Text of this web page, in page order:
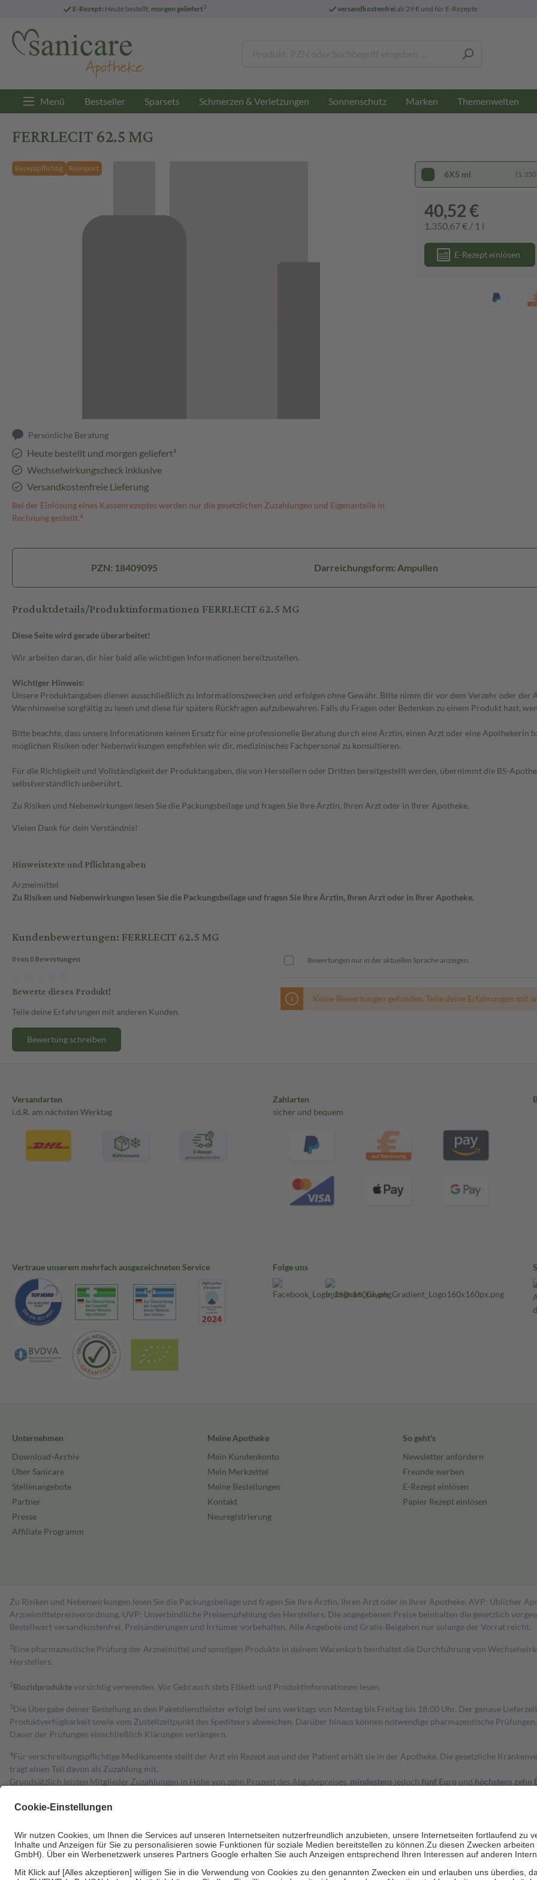
E-Rezept: Heute bestellt, morgen geliefert3 versandkostenfreiab 29 € und für E-Rezepte
Menü Bestseller Sparsets Schmerzen & Verletzungen Sonnenschutz Marken Themenwelten
FERRLECIT 62.5 MG
Rezeptpflichtig Reimport
Persönliche Beratung
Heute bestellt und morgen geliefert³
Wechselwirkungscheck inklusive
Versandkostenfreie Lieferung
Bei der Einlösung eines Kassenrezeptes werden nur die gesetzlichen Zuzahlungen und Eigenanteile in
Rechnung gestellt.⁴
6X5 ml
40,52 €
1.350,67 € / 1 l
E-Rezept einlösen
PZN: 18409095 Darreichungsform: Ampullen
Produktdetails/Produktinformationen FERRLECIT 62.5 MG
Diese Seite wird gerade überarbeitet!
Wir arbeiten daran, dir hier bald alle wichtigen Informationen bereitzustellen.
Wichtiger Hinweis:
Unsere Produktangaben dienen ausschließlich zu Informationszwecken und erfolgen ohne Gewähr. Bitte nimm dir vor dem Verzehr oder
Warnhinweise sorgfältig zu lesen und diese für spätere Rückfragen aufzubewahren. Falls du Fragen oder Bedenken zu einem Produkt hast,
Bitte beachte, dass unsere Informationen keinen Ersatz für eine professionelle Beratung durch eine Ärztin, einen Arzt oder eine Apothekerin
möglichen Risiken oder Nebenwirkungen empfehlen wir dir, medizinisches Fachpersonal zu konsultieren.
Für die Richtigkeit und Vollständigkeit der Produktangaben, die von Herstellern oder Dritten bereitgestellt werden, übernimmt die BS-
selbstverständlich unberührt.
Zu Risiken und Nebenwirkungen lesen Sie die Packungsbeilage und fragen Sie Ihre Ärztin, Ihren Arzt oder in Ihrer Apotheke.
Vielen Dank für dein Verständnis!
Hinweistexte und Pflichtangaben
Arzneimittel
Zu Risiken und Nebenwirkungen lesen Sie die Packungsbeilage und fragen Sie Ihre Ärztin, Ihren Arzt oder in Ihrer Apotheke.
Kundenbewertungen: FERRLECIT 62.5 MG
0 von 0 Bewertungen
Bewerte dieses Produkt!
Teile deine Erfahrungen mit anderen Kunden.
Bewertung schreiben
Bewertungen nur in der aktuellen Sprache anzeigen.
Keine Bewertungen gefunden. Teile deine Erfahrungen mit
Versandarten
i.d.R. am nächsten Werktag
Zahlarten
sicher und bequem
Vertraue unserem mehrfach ausgezeichneten Service Folge uns
Unternehmen
Download-Archiv
Über Sanicare
Stellenangebote
Partner
Presse
Affiliate Programm
Meine Apotheke
Mein Kundenkonto
Mein Merkzettel
Meine Bestellungen
Kontakt
Neuregistrierung
So geht's
Newsletter anfordern
Freunde werben
E-Rezept einlösen
Papier Rezept einlösen
Zu Risiken und Nebenwirkungen lesen Sie die Packungsbeilage und fragen Sie Ihre Ärztin, Ihren Arzt oder in Ihrer Apotheke. AVP: Üblicher
Arzneimittelpreisverordnung. UVP: Unverbindliche Preisempfehlung des Herstellers. Die angegebenen Preise beinhalten die gesetzlich
Bestell­wert versand­kosten­frei. Preisänderungen und Irrtümer vorbehalten. Alle Angebote und Gratis-Beigaben nur solange der Vorrat reicht.
1 Eine pharmazeutische Prüfung der Arzneimittel und sonstigen Produkte in deinem Warenkorb beinhaltet die Durchführung von
Herstellers.
2Biozidproduktevorsichtig verwenden. Vor Gebrauch stets Etikett und Produktinformationen lesen.
3Die Übergabe deiner Bestellung an den Paketdienstleister erfolgt bei uns werktags von Montag bis Freitag bis 18:00 Uhr. Der genaue
Produktverfügbarkeit sowie vom Zustellzeitpunkt des Spediteurs abweichen. Darüber hinaus können notwendige pharmazeutische
Dauer der Prüfungen einschließlich Klärungen verlängern.
4Für verschreibungspflichtige Medikamente stellt der Arzt ein Rezept aus und der Patient erhält sie in der Apotheke. Die gesetzliche
trägt einen Teil davon als Zuzahlung mit.
Grundsätzlich leisten Mitglieder Zuzahlungen in Höhe von zehn Prozent des Abgabepreises, mindestens jedoch fünf Euro und höchstens zehn
Diese Regeln gelten grundsätzlich auch für Online-Apotheken.
Um das Engagement der Versicherten für ihre eigene Gesundheit zu stärken und die besondere Stellung der Familie zu unterstützen, fallen
• Kindern und Jugendlichen bis zum vollendeten 18. Lebensjahr mit Ausnahme der Fahrkosten
• Untersuchungen zur Vorsorge und Früherkennung, die von der GKV getragen werden
• empfohlenen Schutzimpfungen